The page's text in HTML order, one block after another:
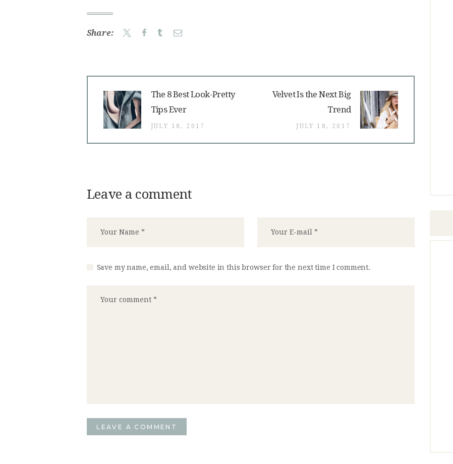
Share:
Post
navigation
Previous
post:
The 8 Best Look-Pretty
Tips Ever
JULY 18, 2017
Next
post:
Velvet Is the Next Big
Trend
JULY 18, 2017
Leave a comment
Save my name, email, and website in this browser for the next time I comment.